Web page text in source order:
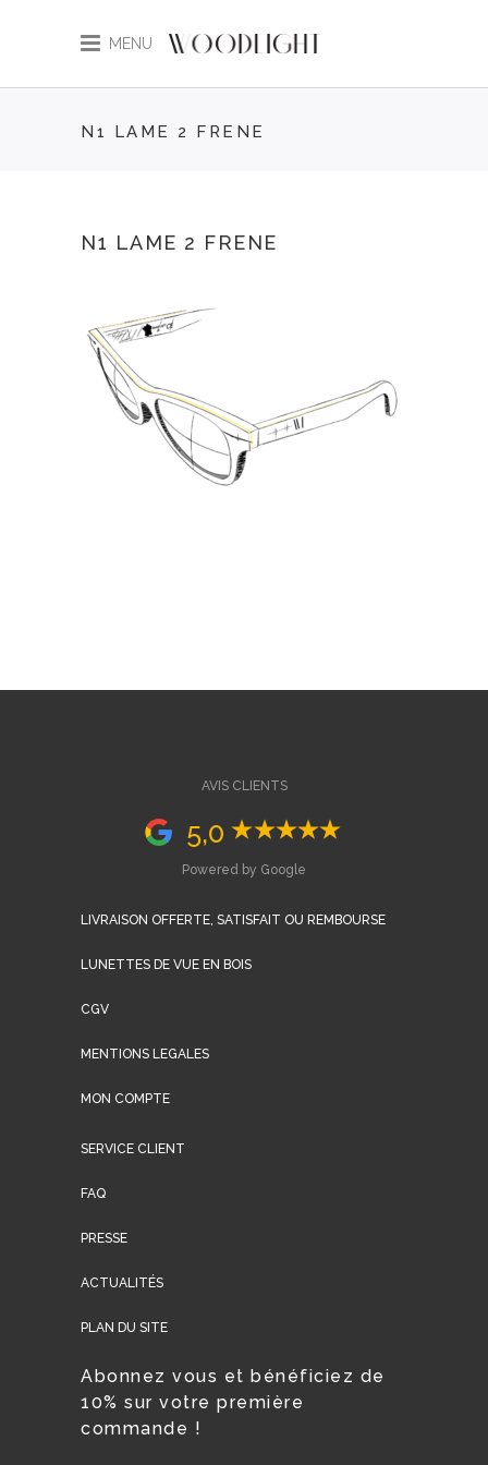
MENU
N1 LAME 2 FRENE
N1 LAME 2 FRENE
AVIS CLIENTS
5,0
Powered by Google
LIVRAISON OFFERTE, SATISFAIT OU REMBOURSE
LUNETTES DE VUE EN BOIS
CGV
MENTIONS LEGALES
MON COMPTE
SERVICE CLIENT
FAQ
PRESSE
ACTUALITÉS
PLAN DU SITE
Abonnez vous et bénéficiez de
10% sur votre première
commande !